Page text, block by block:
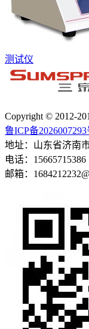
测试仪
Copyright © 2012-
鲁ICP备2026007293
地址：山东省济南
电话：15665715386
邮箱：